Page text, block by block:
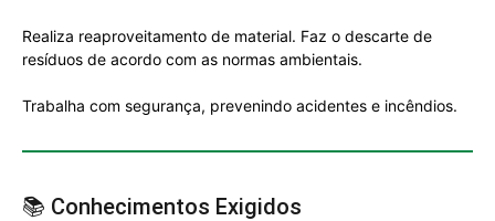
Realiza reaproveitamento de material. Faz o descarte de
resíduos de acordo com as normas ambientais.
Trabalha com segurança, prevenindo acidentes e incêndios.
📚 Conhecimentos Exigidos